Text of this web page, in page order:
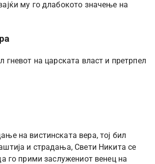
му го длабокото значење на
гневот на царската власт и претрпел
на вистинската вера, тој бил
и страдања, Свети Никита се
го прими заслужениот венец на